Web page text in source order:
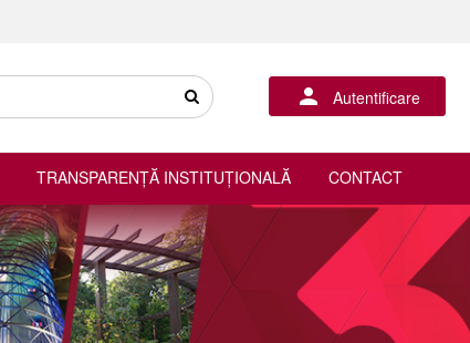
Autentificare
TRANSPARENȚĂ INSTITUȚIONALĂ CONTACT